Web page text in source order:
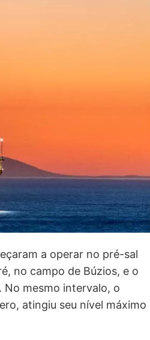
a operar no pré-sal
no campo de Búzios, e o
No mesmo intervalo, o
atingiu seu nível máximo